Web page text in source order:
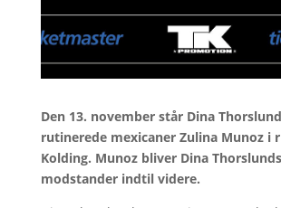
Den 13. november står Dina
rutinerede mexicaner Zulina Munoz i
Kolding. Munoz bliver Dina
modstander indtil videre.